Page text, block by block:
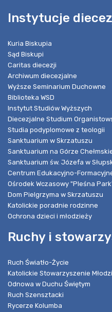
Instytucje
Kuria Biskupia
Sąd Biskupi
Caritas diecezji
Archiwum diecezjalne
Wyższe Seminarium Duchowne
Biblioteka WSD
Instytut Studiów Wyższych
Diecezjalne Studium
Studia podyplomowe z teologii
Sanktuarium w Skrzatuszu
Sanktuarium na Górze
Sanktuarium św. Józefa w
Centrum Edukacyjno-
Ośrodek Wczasowy "Pleśna
Dom Pielgrzyma w Skrzatuszu
Katolickie poradnie rodzinne
Ochrona dzieci i młodzieży
Ruchy i
Ruch Światło-Życie
Katolickie Stowarzyszenie
Odnowa w Duchu Świętym
Ruch Szensztacki
Rycerze Kolumba